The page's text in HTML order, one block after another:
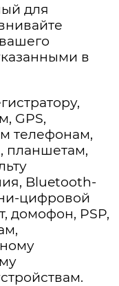
для
в
GPS,
телефонам,
планшетам,
Bluetooth-
цифровой
домофон, PSP,